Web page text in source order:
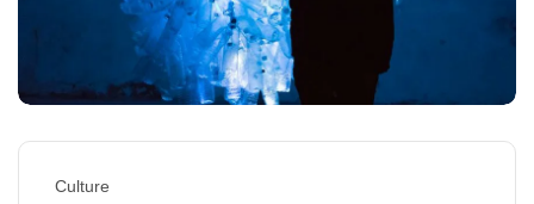
Culture